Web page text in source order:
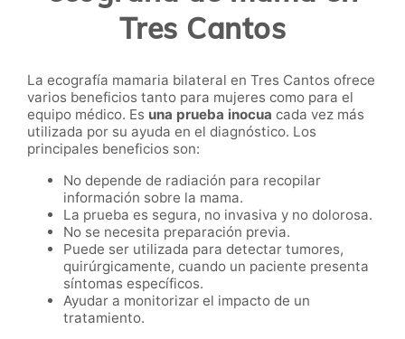
Tres Cantos
La ecografía mamaria bilateral en Tres Cantos ofrece
varios beneficios tanto para mujeres como para el
equipo médico. Es una prueba inocua cada vez más
utilizada por su ayuda en el diagnóstico. Los
principales beneficios son:
No depende de radiación para recopilar
información sobre la mama.
La prueba es segura, no invasiva y no dolorosa.
No se necesita preparación previa.
Puede ser utilizada para detectar tumores,
quirúrgicamente, cuando un paciente presenta
síntomas específicos.
Ayudar a monitorizar el impacto de un
tratamiento.